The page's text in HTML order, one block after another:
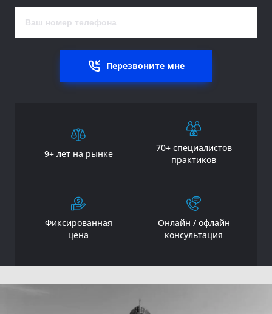
Перезвоните мне
9+ лет на рынке
70+ специалистов
практиков
Фиксированная
цена
Онлайн / офлайн
консультация